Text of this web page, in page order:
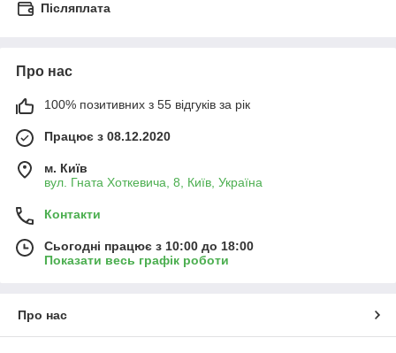
Післяплата
Про нас
100% позитивних з 55 відгуків за рік
Працює з 08.12.2020
м. Київ
вул. Гната Хоткевича, 8, Київ, Україна
Контакти
Сьогодні працює з 10:00 до 18:00
Показати весь графік роботи
Про нас